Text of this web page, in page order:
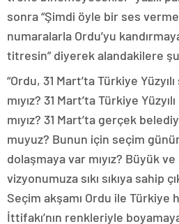
sonra “Şimdi öyle bir ses
numaralarla Ordu’yu
titresin” diyerek alandakilere
“Ordu, 31 Mart’ta Türkiye
mıyız? 31 Mart’ta Türkiye
mıyız? 31 Mart’ta gerçek
muyuz? Bunun için seçim
dolaşmaya var mıyız? Büyük
vizyonumuza sıkı sıkıya sahip
Seçim akşamı Ordu ile Türkiye
İttifakı’nın renkleriyle